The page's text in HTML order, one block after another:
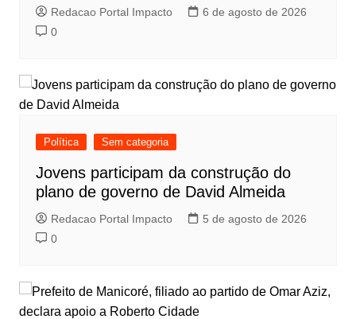
Redacao Portal Impacto
6 de agosto de 2026
0
Política Sem categoria
Jovens participam da construção do
plano de governo de David Almeida
Redacao Portal Impacto
5 de agosto de 2026
0